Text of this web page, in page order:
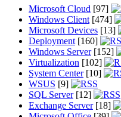
Microsoft Cloud [97]
Windows Client[474]
Microsoft Devices [13]
Deployment[160]
Windows Server[152]
Virtualization [102]
System Center[10]
WSUS [9]
SQL Server[12]
Exchange Server[18]